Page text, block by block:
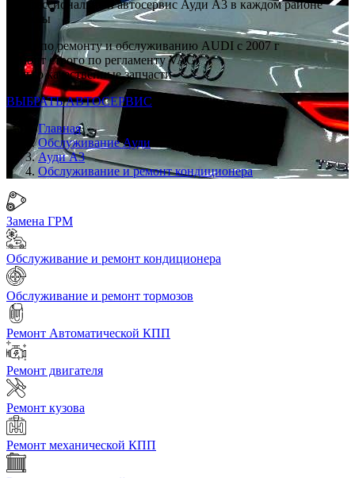
Профессиональный автосервис Ауди А3 в каждом районе
Москвы
Опыт по ремонту и обслуживанию AUDI с 2007 г
Ремонт строго по регламенту VAG
Только качественные запчасти
ВЫБРАТЬ АВТОСЕРВИС
Главная
Обслуживание Ауди
Ауди А3
Обслуживание и ремонт кондиционера
Замена ГРМ
Обслуживание и ремонт кондиционера
Обслуживание и ремонт тормозов
Ремонт Автоматической КПП
Ремонт двигателя
Ремонт кузова
Ремонт механической КПП